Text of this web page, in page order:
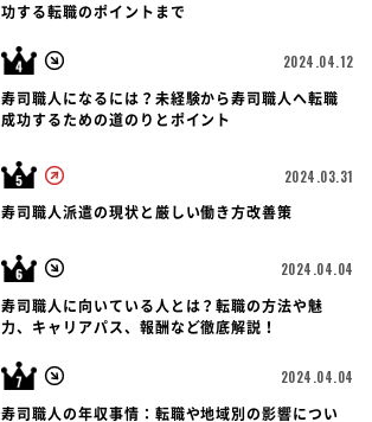
功する転職のポイントまで
2024.04.12
寿司職人になるには？未経験から寿司職人へ転職
成功するための道のりとポイント
2024.03.31
寿司職人派遣の現状と厳しい働き方改善策
2024.04.04
寿司職人に向いている人とは？転職の方法や魅
力、キャリアパス、報酬など徹底解説！
2024.04.04
寿司職人の年収事情：転職や地域別の影響につい